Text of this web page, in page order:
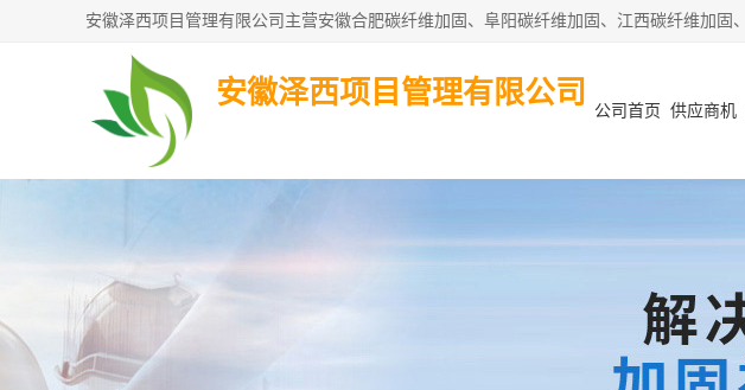
安徽泽西项目管理有限公司
公司首页 供应商机